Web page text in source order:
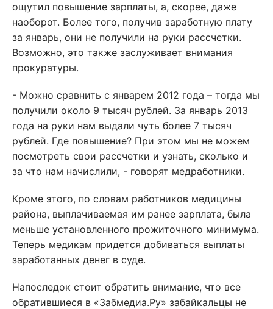
ощутил повышение зарплаты, а, скорее, даже
наоборот. Более того, получив заработную плату
за январь, они не получили на руки рассчетки.
Возможно, это также заслуживает внимания
прокуратуры.
- Можно сравнить с январем 2012 года – тогда мы
получили около 9 тысяч рублей. За январь 2013
года на руки нам выдали чуть более 7 тысяч
рублей. Где повышение? При этом мы не можем
посмотреть свои рассчетки и узнать, сколько и
за что нам начислили, - говорят медработники.
Кроме этого, по словам работников медицины
района, выплачиваемая им ранее зарплата, была
меньше установленного прожиточного минимума.
Теперь медикам придется добиваться выплаты
заработанных денег в суде.
Напоследок стоит обратить внимание, что все
обратившиеся в «Забмедиа.Ру» забайкальцы не